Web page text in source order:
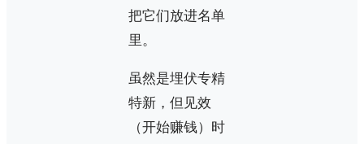
把它们放进名单
里。
虽然是埋伏专精
特新，但见效
（开始赚钱）时